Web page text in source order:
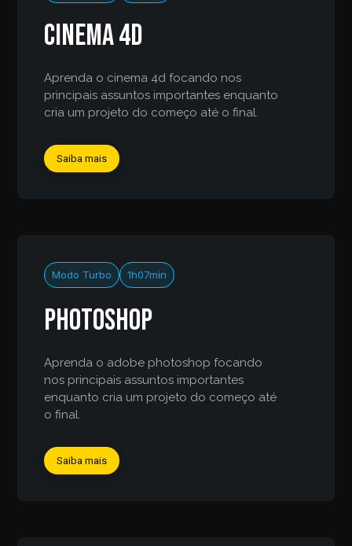
Cinema 4d
Aprenda o cinema 4d focando nos
principais assuntos importantes enquanto
cria um projeto do começo até o final.
Saiba mais
Modo Turbo 1h07min
Photoshop
Aprenda o adobe photoshop focando
nos principais assuntos importantes
enquanto cria um projeto do começo até
o final.
Saiba mais